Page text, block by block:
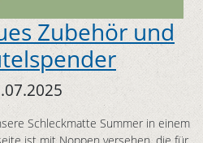
Zubehör und
Schleckmatte Summer in einem